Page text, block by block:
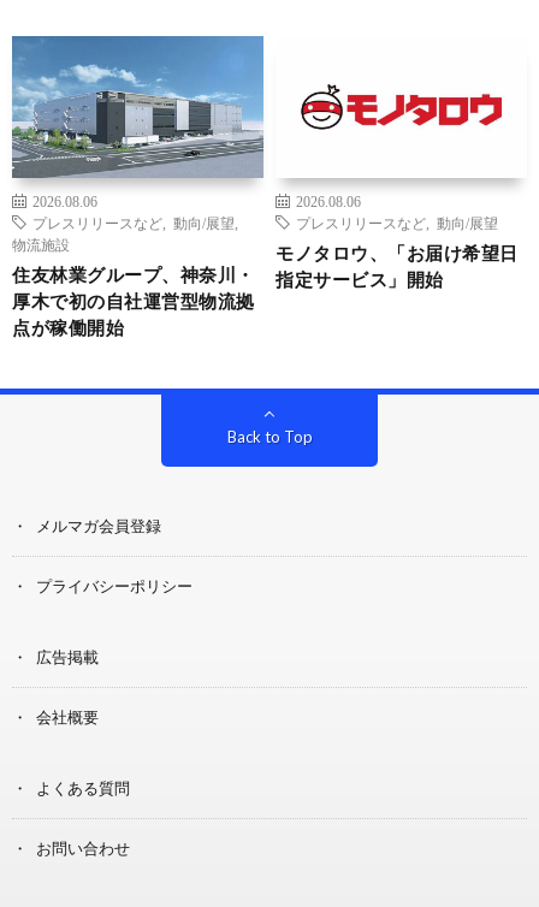
2026.08.06
プレスリリースなど
動向/展望
物流施設
住友林業グループ、神奈川・
厚木で初の自社運営型物流拠
点が稼働開始
2026.08.06
プレスリリースなど
動向/展望
モノタロウ、「お届け希望日
指定サービス」開始
Back to Top
メルマガ会員登録
プライバシーポリシー
広告掲載
会社概要
よくある質問
お問い合わせ